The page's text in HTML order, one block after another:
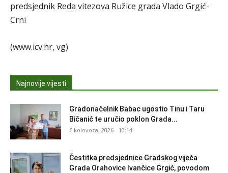
predsjednik Reda vitezova Ružice grada Vlado Grgić-
Crni
(www.icv.hr, vg)
Najnovije vijesti
Gradonačelnik Babac ugostio Tinu i Taru
Bičanić te uručio poklon Grada...
6 kolovoza, 2026 - 10:14
Čestitka predsjednice Gradskog vijeća
Grada Orahovice Ivančice Grgić, povodom